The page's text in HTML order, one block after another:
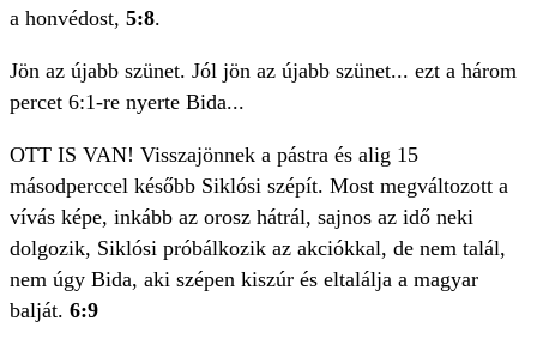
a honvédost, 5:8.
Jön az újabb szünet. Jól jön az újabb szünet... ezt a három
percet 6:1-re nyerte Bida...
OTT IS VAN! Visszajönnek a pástra és alig 15
másodperccel később Siklósi szépít. Most megváltozott a
vívás képe, inkább az orosz hátrál, sajnos az idő neki
dolgozik, Siklósi próbálkozik az akciókkal, de nem talál,
nem úgy Bida, aki szépen kiszúr és eltalálja a magyar
balját. 6:9